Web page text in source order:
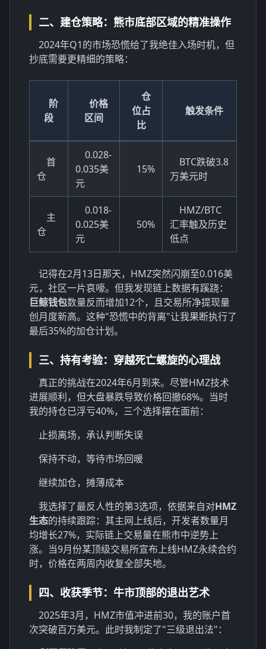
二、建仓策略：熊市底部区域的精准操作
2024年Q1的市场恐慌给了我绝佳入场时机，但
抄底需要更精细的策略：
阶
段
价格
区间
仓
位占
比
触发条件
首
仓
0.028-
0.035美
元
15%
BTC跌破3.8
万美元时
主
仓
0.018-
0.025美
元
50%
HMZ/BTC
汇率触及历史
低点
记得在2月13日那天，HMZ突然闪崩至0.016美
元，社区一片哀嚎。但我发现链上数据有蹊跷：
巨鲸钱包数量反而增加12个，且交易所净提现量
创月度新高。这种"恐慌中的背离"让我果断执行了
最后35%的加仓计划。
三、持有考验：穿越死亡螺旋的心理战
真正的挑战在2024年6月到来。尽管HMZ技术
进展顺利，但大盘暴跌导致价格回撤68%。当时
我的持仓已浮亏40%，三个选择摆在面前：
止损离场，承认判断失误
保持不动，等待市场回暖
继续加仓，摊薄成本
我选择了最反人性的第3选项，依据来自对HMZ
生态的持续跟踪：其主网上线后，开发者数量月
均增长27%，实际链上交易量在熊市中逆势上
涨。当9月份某顶级交易所宣布上线HMZ永续合约
时，价格在两周内收复全部失地。
四、收获季节：牛市顶部的退出艺术
2025年3月，HMZ市值冲进前30，我的账户首
次突破百万美元。此时我制定了"三级退出法"：